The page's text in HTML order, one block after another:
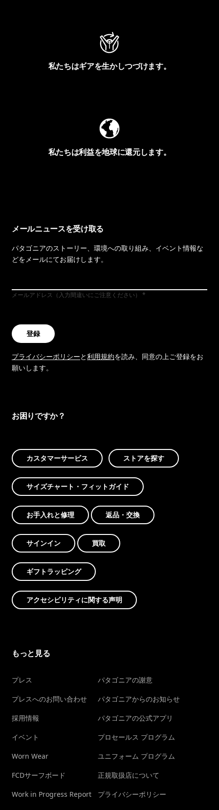
私たちはギアを生かしつづけます。
私たちは利益を地球に還元します。
メールニュースを受け取る
パタゴニアのストーリー、環境への取り組み、イベント情報な
どをメールにてお届けします。
メールアドレス（入力間違いにご注意ください）
登録
プライバシーポリシーと利用規約を読み、同意の上ご登録をお
願いします。
お困りですか？
カスタマーサービス ストアを探す
サイズチャート・フィットガイド
お手入れと修理 返品・交換
サインイン 買取
ギフトラッピング
アクセシビリティに関する声明
もっと見る
プレス
プレスへのお問い合わせ
採用情報
イベント
Worn Wear
FCDサーフボード
Work in Progress Report
パタゴニアの謝意
パタゴニアからのお知らせ
パタゴニアの公式アプリ
プロセールス プログラム
ユニフォーム プログラム
正規取扱店について
プライバシーポリシー